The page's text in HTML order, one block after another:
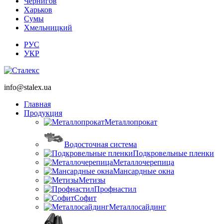
Харьков
Сумы
Хмельницкий
РУС
УКР
info@stalex.ua
Главная
Продукция
Металлопрокат
Водосточная система
Подкровельные пленки
Металлочерепица
Мансардные окна
Метизы
Профнастил
Софит
Металлосайдинг